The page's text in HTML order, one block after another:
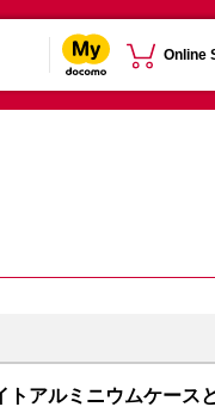
Online
アルミニウムケース